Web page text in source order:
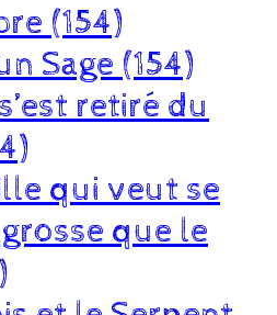
(154)
Sage (154)
retiré du
qui veut se
que le